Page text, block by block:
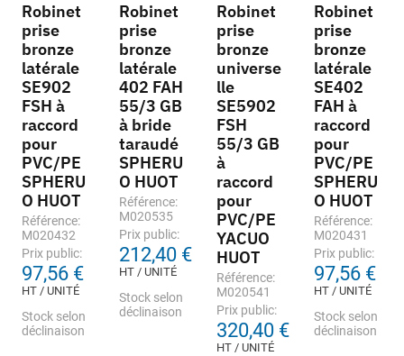
Robinet
prise
bronze
latérale
SE902
FSH à
raccord
pour
PVC/PE
SPHERU
O HUOT
Référence:
M020432
Prix public:
97,56 €
HT / UNITÉ
Stock selon
déclinaison
Robinet
prise
bronze
latérale
402 FAH
55/3 GB
à bride
taraudé
SPHERU
O HUOT
Référence:
M020535
Prix public:
212,40 €
HT / UNITÉ
Stock selon
déclinaison
Robinet
prise
bronze
universe
lle
SE5902
FSH
55/3 GB
à
raccord
pour
PVC/PE
YACUO
HUOT
Référence:
M020541
Prix public:
320,40 €
HT / UNITÉ
Robinet
prise
bronze
latérale
SE402
FAH à
raccord
pour
PVC/PE
SPHERU
O HUOT
Référence:
M020431
Prix public:
97,56 €
HT / UNITÉ
Stock selon
déclinaison